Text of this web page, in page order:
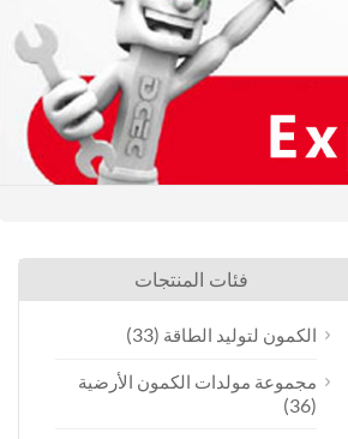
فئات المنتجات
الكمون لتوليد الطاقة (33)
مجموعة مولدات الكمون الأرضية
(36)